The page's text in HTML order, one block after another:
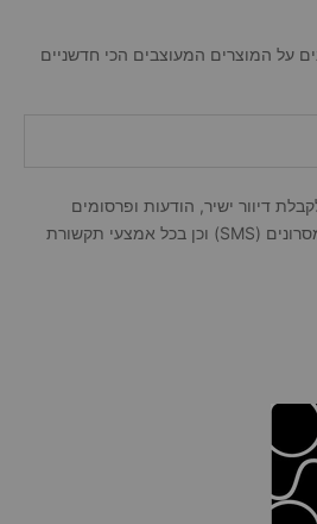
על המוצרים המעוצבים הכי חדשניים
דיוור ישיר, הודעות ופרסומים
שיווקיים באמצעות דוא"ל, מסרונים (SMS) וכן בכל אמצעי תקשורת